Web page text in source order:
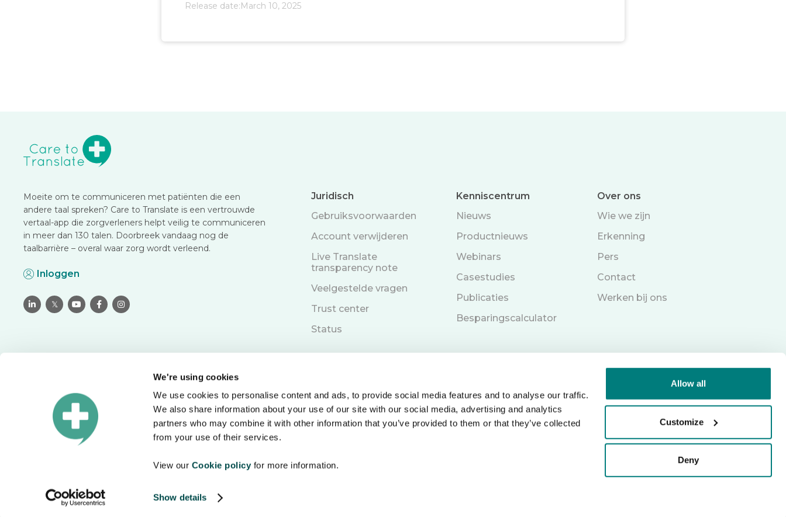
We're using cookies
We use cookies to personalise content and ads, to provide social media features and to analyse our traffic.
We also share information about your use of our site with our social media, advertising and analytics
partners who may combine it with other information that you’ve provided to them or that they’ve collected
from your use of their services.
View our Cookie policy for more information.
Show details
Allow all
Customize
Deny
Release date:March 10, 2025
Moeite om te communiceren met patiënten die een
andere taal spreken? Care to Translate is een vertrouwde
vertaal-app die zorgverleners helpt veilig te communiceren
in meer dan 130 talen. Doorbreek vandaag nog de
taalbarrière – overal waar zorg wordt verleend.
Inloggen
 𝕏   
Juridisch
Gebruiksvoorwaarden
Account verwijderen
Live Translate
transparency note
Veelgestelde vragen
Trust center
Status
Kenniscentrum
Nieuws
Productnieuws
Webinars
Casestudies
Publicaties
Besparingscalculator
Over ons
Wie we zijn
Erkenning
Pers
Contact
Werken bij ons
Vertaal met vertrouwen
Plan een afspraak en ontdek hoe u taalbarrières binnen uw
organisatie kunt wegnemen.
Boek een demo
DataveiligheidGebruiksvoorwaarden Privacybeleid